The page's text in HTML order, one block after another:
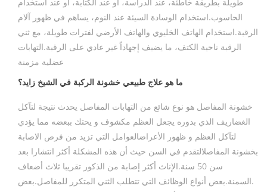
الحاسوب.استخدام الوسادة السيئة عند النوم، يساهم في ظهور آلام
الرقبة.استخدام الهاتف الخليوي والهاتف الأرضي لفترات طويلة، مع ثني
الرقبة ناحية الكتف، ما يضيف إجهاداً غير عادي على الرقبة.التهابات
عضلية مزمنة
ما هو علاج طبيعي خشونة الركبة في الشيخ زايد؟
خشونة المفاصل هو نوع شائع من التهابات المفاصل يحدث نتيجة لتآكل
الغضاريف الذي بدوره يجعل العظم مكشوف و يحتك ببعضه مما يؤدي
لتآكل العظم و ظهور الأعراضالعوامل التي تزيد من فرص الاصابة
بخشونة المفاصلالتقدم في السن حيث أن هذه المشكلة أكثر انتشارا بعد
سن 50 سنة.الإناث أكثر إصابة من الذكور تقريبا ثلاث أضعاف
.السمنة.بعض أنواع الوظائف التي تتطلب الثني المتكرر للمفاصل.بعض